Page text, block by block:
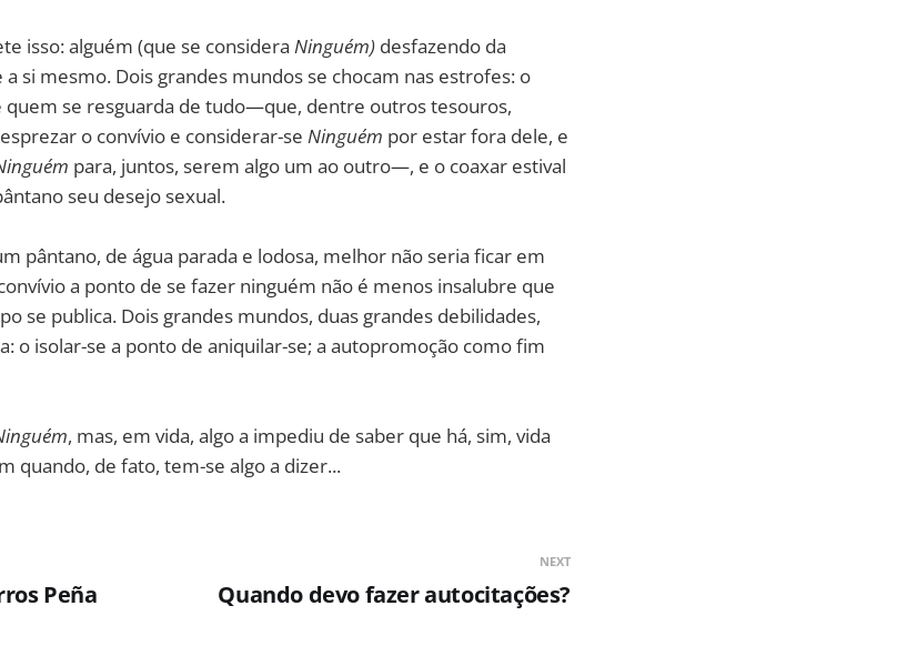
isso: alguém (que se considera Ninguém) desfazendo da
si mesmo. Dois grandes mundos se chocam nas estrofes: o
quem se resguarda de tudo—que, dentre outros tesouros,
o convívio e considerar-se Ninguém por estar fora dele, e
para, juntos, serem algo um ao outro—, e o coaxar estival
seu desejo sexual.
pântano, de água parada e lodosa, melhor não seria ficar em
a ponto de se fazer ninguém não é menos insalubre que
se publica. Dois grandes mundos, duas grandes debilidades,
o isolar-se a ponto de aniquilar-se; a autopromoção como fim
, mas, em vida, algo a impediu de saber que há, sim, vida
quando, de fato, tem-se algo a dizer...
Peña
NEXT
Quando devo fazer autocitações?